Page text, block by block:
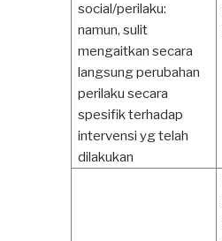
social/perilaku:
namun, sulit
mengaitkan secara
langsung perubahan
perilaku secara
spesifik terhadap
intervensi yg telah
dilakukan